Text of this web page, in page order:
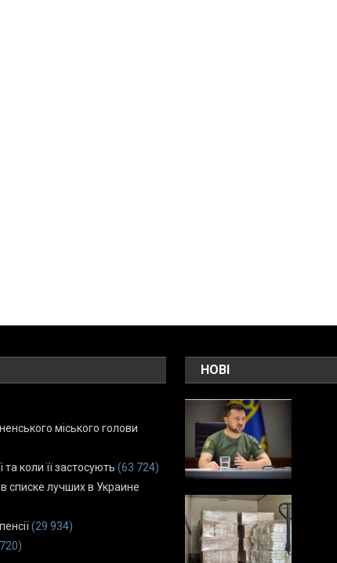
міського голови
коли її застосують (63 724)
списке лучших в Украине
(29 934)
НОВІ